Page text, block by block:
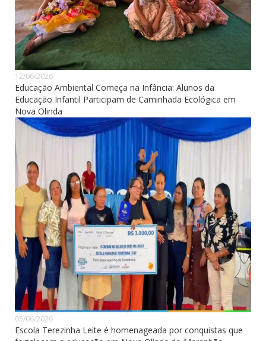
12/06/2026
Educação Ambiental Começa na Infância: Alunos da
Educação Infantil Participam de Caminhada Ecológica em
Nova Olinda
05/06/2026
Escola Terezinha Leite é homenageada por conquistas que